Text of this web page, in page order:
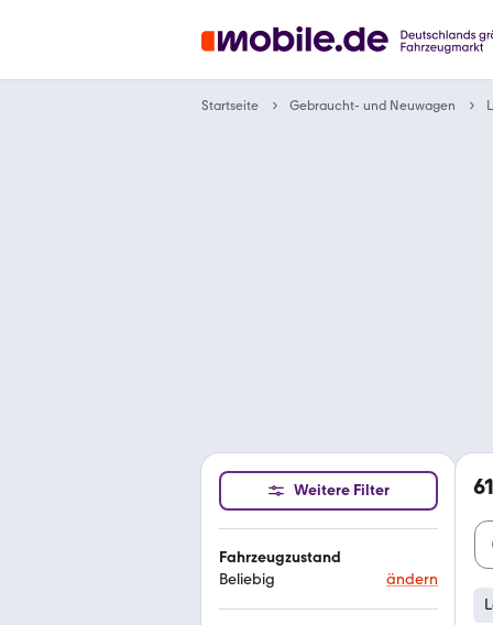
Startseite Gebraucht- und Neuwagen
Weitere Filter
Fahrzeugzustand
Beliebig
ändern